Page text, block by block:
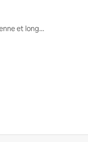
Locations moyenne et longue durée